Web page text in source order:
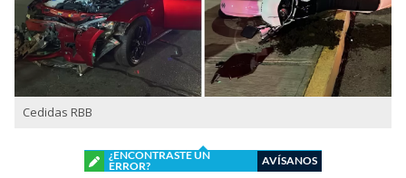
Cedidas RBB
¿ENCONTRASTE UN
ERROR?
AVÍSANOS